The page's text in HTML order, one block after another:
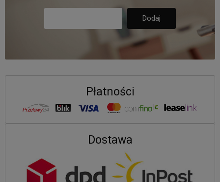
Płatności
Dostawa